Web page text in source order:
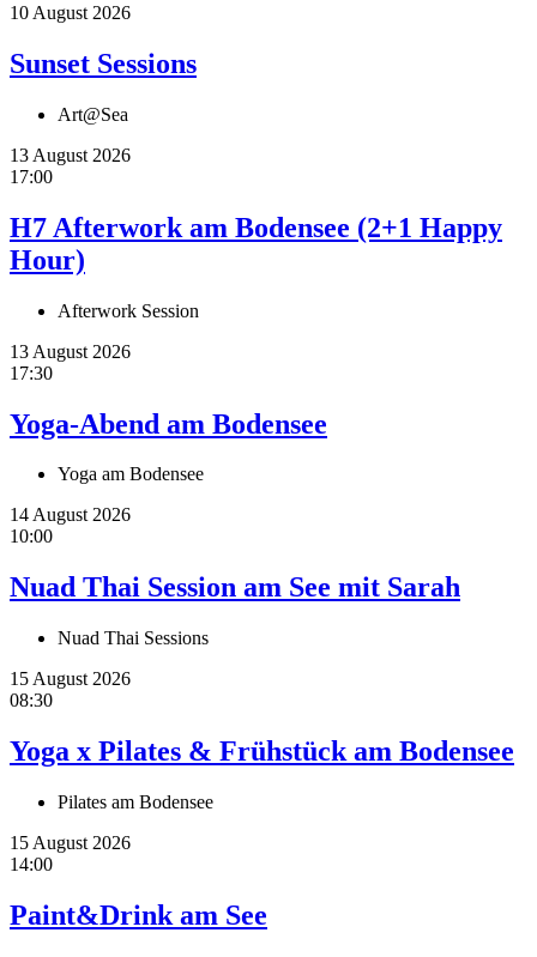
10 August 2026
Sunset Sessions
Art@Sea
13 August 2026
17:00
H7 Afterwork am Bodensee (2+1 Happy
Hour)
Afterwork Session
13 August 2026
17:30
Yoga-Abend am Bodensee
Yoga am Bodensee
14 August 2026
10:00
Nuad Thai Session am See mit Sarah
Nuad Thai Sessions
15 August 2026
08:30
Yoga x Pilates & Frühstück am Bodensee
Pilates am Bodensee
15 August 2026
14:00
Paint&Drink am See